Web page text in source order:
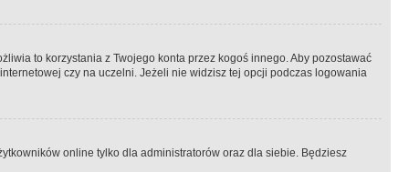
to korzystania z Twojego konta przez kogoś innego. Aby pozostawać
czy na uczelni. Jeżeli nie widzisz tej opcji podczas logowania
online tylko dla administratorów oraz dla siebie. Będziesz